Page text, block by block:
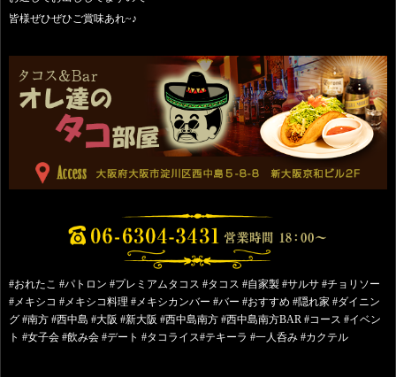
皆様ぜひぜひご賞味あれ~♪
#おれたこ #パトロン #プレミアムタコス #タコス #自家製 #サルサ #チョリソー
#メキシコ #メキシコ料理 #メキシカンバー #バー #おすすめ #隠れ家 #ダイニン
グ #南方 #西中島 #大阪 #新大阪 #西中島南方 #西中島南方BAR #コース #イベン
ト #女子会 #飲み会 #デート #タコライス#テキーラ #一人呑み #カクテル